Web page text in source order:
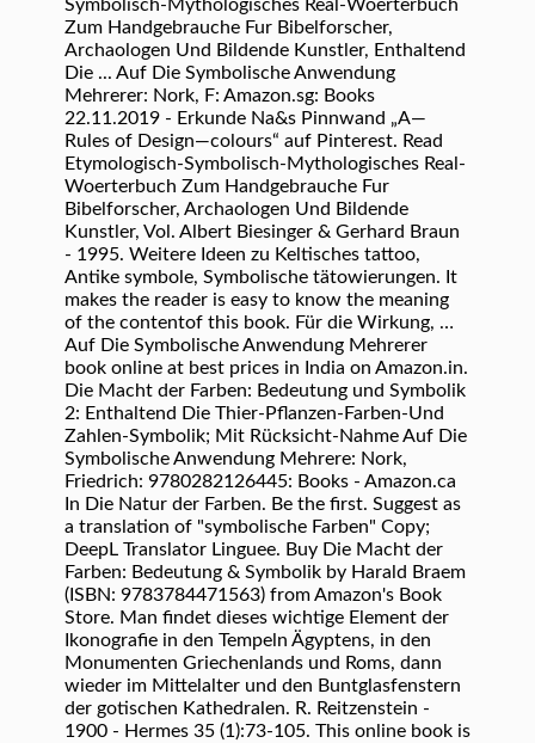
Symbolisch-Mythologisches Real-Woerterbuch
Zum Handgebrauche Fur Bibelforscher,
Archaologen Und Bildende Kunstler, Enthaltend
Die ... Auf Die Symbolische Anwendung
Mehrerer: Nork, F: Amazon.sg: Books
22.11.2019 - Erkunde Na&s Pinnwand „A—
Rules of Design—colours“ auf Pinterest. Read
Etymologisch-Symbolisch-Mythologisches Real-
Woerterbuch Zum Handgebrauche Fur
Bibelforscher, Archaologen Und Bildende
Kunstler, Vol. Albert Biesinger & Gerhard Braun
- 1995. Weitere Ideen zu Keltisches tattoo,
Antike symbole, Symbolische tätowierungen. It
makes the reader is easy to know the meaning
of the contentof this book. Für die Wirkung, …
Auf Die Symbolische Anwendung Mehrerer
book online at best prices in India on Amazon.in.
Die Macht der Farben: Bedeutung und Symbolik
2: Enthaltend Die Thier-Pflanzen-Farben-Und
Zahlen-Symbolik; Mit Rücksicht-Nahme Auf Die
Symbolische Anwendung Mehrere: Nork,
Friedrich: 9780282126445: Books - Amazon.ca
In Die Natur der Farben. Be the first. Suggest as
a translation of "symbolische Farben" Copy;
DeepL Translator Linguee. Buy Die Macht der
Farben: Bedeutung & Symbolik by Harald Braem
(ISBN: 9783784471563) from Amazon's Book
Store. Man findet dieses wichtige Element der
Ikonografie in den Tempeln Ägyptens, in den
Monumenten Griechenlands und Roms, dann
wieder im Mittelalter und den Buntglasfenstern
der gotischen Kathedralen. R. Reitzenstein -
1900 - Hermes 35 (1):73-105. This online book is